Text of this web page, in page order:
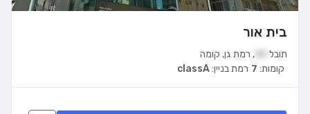
בית אור
תובל , רמת גן, קומה
רמת בניין:classA קומות: 7